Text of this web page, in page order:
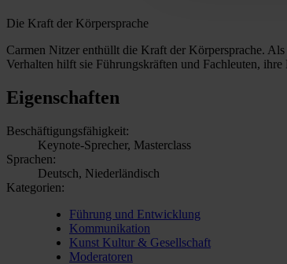
Die Kraft der Körpersprache
Carmen Nitzer enthüllt die Kraft der Körpersprache.
Verhalten hilft sie Führungskräften und Fachleuten,
Eigenschaften
Beschäftigungsfähigkeit:
Keynote-Sprecher, Masterclass
Sprachen:
Deutsch, Niederländisch
Kategorien:
Führung und Entwicklung
Kommunikation
Kunst Kultur & Gesellschaft
Moderatoren